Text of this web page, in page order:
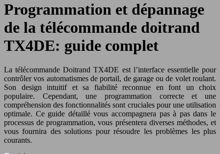
Programmation et dépannage
de la télécommande doitrand
TX4DE: guide complet
La télécommande Doitrand TX4DE est l’interface essentielle pour
contrôler vos automatismes de portail, de garage ou de volet roulant.
Son design intuitif et sa fiabilité reconnue en font un choix
populaire. Cependant, une programmation correcte et une
compréhension des fonctionnalités sont cruciales pour une utilisation
optimale. Ce guide détaillé vous accompagnera pas à pas dans le
processus de programmation, vous présentera diverses méthodes, et
vous fournira des solutions pour résoudre les problèmes les plus
courants.